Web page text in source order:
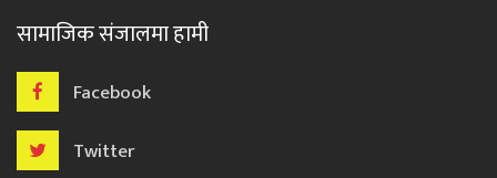
सामाजिक संजालमा हामी
Facebook
Twitter